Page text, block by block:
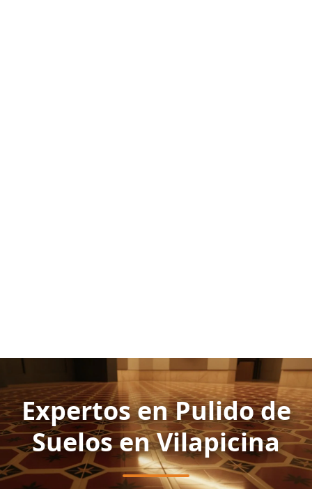
Expertos en Pulido de
Suelos en Vilapicina